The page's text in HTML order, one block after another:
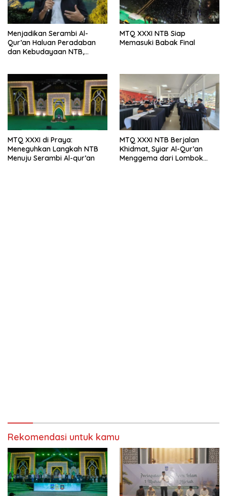
Menjadikan Serambi Al-
Qur’an Haluan Peradaban
dan Kebudayaan NTB,
Peradaban Sasambo
MTQ XXXI NTB Siap
Memasuki Babak Final
MTQ XXXI di Praya:
Meneguhkan Langkah NTB
Menuju Serambi Al-qur’an
MTQ XXXI NTB Berjalan
Khidmat, Syiar Al-Qur’an
Menggema dari Lombok
Rekomendasi untuk kamu